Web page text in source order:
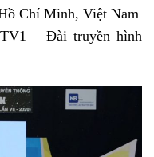
Chí Minh, Việt Nam
– Đài truyền hình